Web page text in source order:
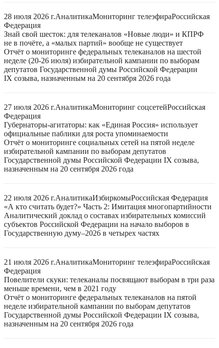
28 июля 2026 г.АналитикаМониторинг телеэфираРоссийская
Федерация
Знай свой шесток: для телеканалов «Новые люди» и КПРФ
не в почёте, а «малых партий» вообще не существует
Отчёт о мониторинге федеральных телеканалов на шестой
неделе (20-26 июля) избирательной кампании по выборам
депутатов Государственной думы Российской Федерации
IX созыва, назначенным на 20 сентября 2026 года
27 июля 2026 г.АналитикаМониторинг соцсетейРоссийская
Федерация
Губернаторы-агитаторы: как «Единая Россия» использует
официальные паблики для роста упоминаемости
Отчёт о мониторинге социальных сетей на пятой неделе
избирательной кампании по выборам депутатов
Государственной думы Российской Федерации IX созыва,
назначенным на 20 сентября 2026 года
22 июля 2026 г.АналитикаИзбиркомыРоссийская Федерация
«А кто считать будет?» Часть 2: Имитация многопартийности
Аналитический доклад о составах избирательных комиссий
субъектов Российской Федерации на начало выборов в
Государственную думу–2026 в четырех частях
21 июля 2026 г.АналитикаМониторинг телеэфираРоссийская
Федерация
Повелители скуки: телеканалы посвящают выборам в три раза
меньше времени, чем в 2021 году
Отчёт о мониторинге федеральных телеканалов на пятой
неделе избирательной кампании по выборам депутатов
Государственной думы Российской Федерации IX созыва,
назначенным на 20 сентября 2026 года